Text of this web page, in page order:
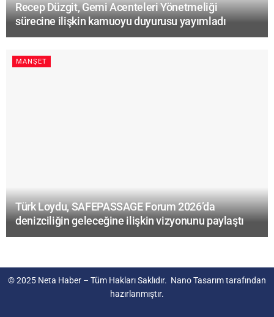
Recep Düzgit, Gemi Acenteleri Yönetmeliği
sürecine ilişkin kamuoyu duyurusu yayımladı
MANŞET
Türk Loydu, SAFEPASSAGE Forum 2026’da
denizciliğin geleceğine ilişkin vizyonunu paylaştı
© 2025 Neta Haber – Tüm Hakları Saklıdır. Nano Tasarımtarafından
hazırlanmıştır.